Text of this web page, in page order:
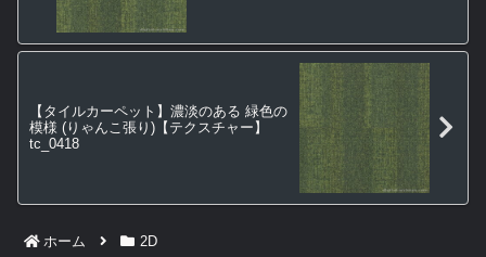
【タイルカーペット】濃淡のある 緑色の
模様 (りゃんこ張り)【テクスチャー】
tc_0418
ホーム 2D